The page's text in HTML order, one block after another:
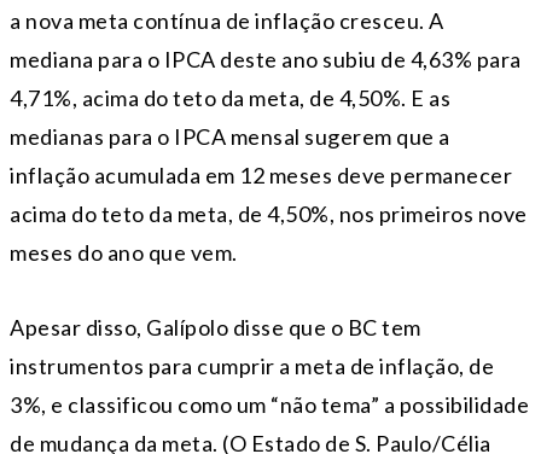
a nova meta contínua de inflação cresceu. A
mediana para o IPCA deste ano subiu de 4,63% para
4,71%, acima do teto da meta, de 4,50%. E as
medianas para o IPCA mensal sugerem que a
inflação acumulada em 12 meses deve permanecer
acima do teto da meta, de 4,50%, nos primeiros nove
meses do ano que vem.
Apesar disso, Galípolo disse que o BC tem
instrumentos para cumprir a meta de inflação, de
3%, e classificou como um “não tema” a possibilidade
de mudança da meta. (O Estado de S. Paulo/Célia